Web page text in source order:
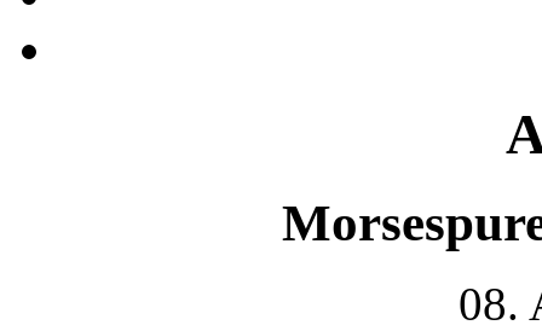
08.